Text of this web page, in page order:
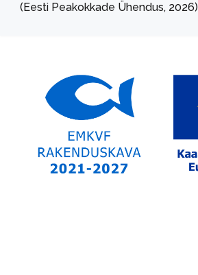
(Eesti Peakokkade Ühendus, 2026)